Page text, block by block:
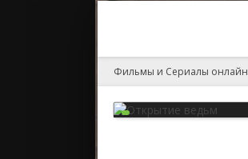
Фильмы и Сериалы онлайн